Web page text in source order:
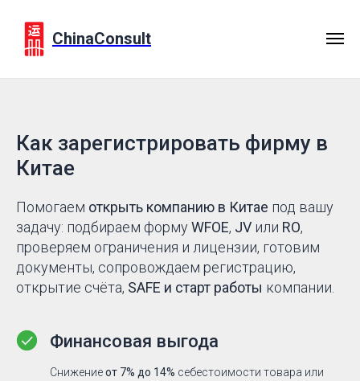
ChinaConsult
Как зарегистрировать фирму в
Китае
Помогаем открыть компанию в Китае под вашу
задачу: подбираем формуWFOE, JV или RO,
проверяем ограничения и лицензии, готовим
документы, сопровождаем регистрацию,
открытие счёта, SAFE и старт работы компании.
Финансовая выгода
Снижениеот 7% до 14% себестоимости товара или